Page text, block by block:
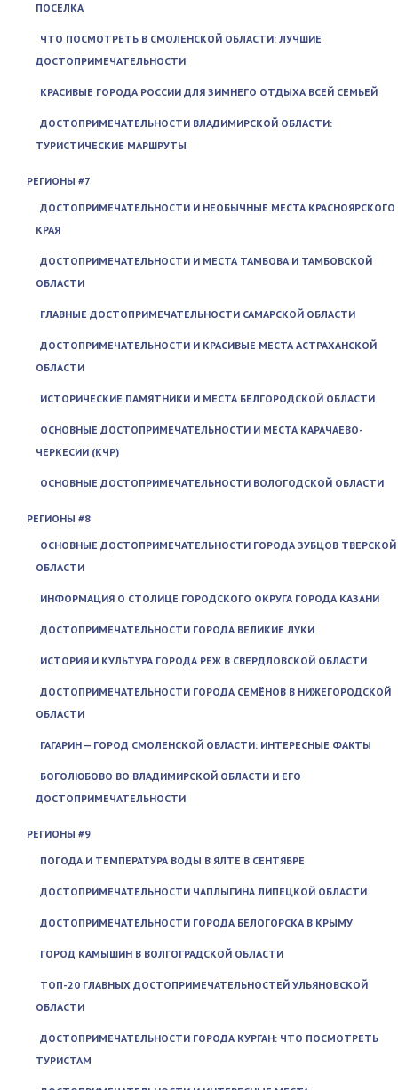
ПОСЕЛКА
ЧТО ПОСМОТРЕТЬ В СМОЛЕНСКОЙ ОБЛАСТИ: ЛУЧШИЕ
ДОСТОПРИМЕЧАТЕЛЬНОСТИ
КРАСИВЫЕ ГОРОДА РОССИИ ДЛЯ ЗИМНЕГО ОТДЫХА ВСЕЙ СЕМЬЕЙ
ДОСТОПРИМЕЧАТЕЛЬНОСТИ ВЛАДИМИРСКОЙ ОБЛАСТИ:
ТУРИСТИЧЕСКИЕ МАРШРУТЫ
РЕГИОНЫ #7
ДОСТОПРИМЕЧАТЕЛЬНОСТИ И НЕОБЫЧНЫЕ МЕСТА КРАСНОЯРСКОГО
КРАЯ
ДОСТОПРИМЕЧАТЕЛЬНОСТИ И МЕСТА ТАМБОВА И ТАМБОВСКОЙ
ОБЛАСТИ
ГЛАВНЫЕ ДОСТОПРИМЕЧАТЕЛЬНОСТИ САМАРСКОЙ ОБЛАСТИ
ДОСТОПРИМЕЧАТЕЛЬНОСТИ И КРАСИВЫЕ МЕСТА АСТРАХАНСКОЙ
ОБЛАСТИ
ИСТОРИЧЕСКИЕ ПАМЯТНИКИ И МЕСТА БЕЛГОРОДСКОЙ ОБЛАСТИ
ОСНОВНЫЕ ДОСТОПРИМЕЧАТЕЛЬНОСТИ И МЕСТА КАРАЧАЕВО-
ЧЕРКЕСИИ (КЧР)
ОСНОВНЫЕ ДОСТОПРИМЕЧАТЕЛЬНОСТИ ВОЛОГОДСКОЙ ОБЛАСТИ
РЕГИОНЫ #8
ОСНОВНЫЕ ДОСТОПРИМЕЧАТЕЛЬНОСТИ ГОРОДА ЗУБЦОВ ТВЕРСКОЙ
ОБЛАСТИ
ИНФОРМАЦИЯ О СТОЛИЦЕ ГОРОДСКОГО ОКРУГА ГОРОДА КАЗАНИ
ДОСТОПРИМЕЧАТЕЛЬНОСТИ ГОРОДА ВЕЛИКИЕ ЛУКИ
ИСТОРИЯ И КУЛЬТУРА ГОРОДА РЕЖ В СВЕРДЛОВСКОЙ ОБЛАСТИ
ДОСТОПРИМЕЧАТЕЛЬНОСТИ ГОРОДА СЕМЁНОВ В НИЖЕГОРОДСКОЙ
ОБЛАСТИ
ГАГАРИН — ГОРОД СМОЛЕНСКОЙ ОБЛАСТИ: ИНТЕРЕСНЫЕ ФАКТЫ
БОГОЛЮБОВО ВО ВЛАДИМИРСКОЙ ОБЛАСТИ И ЕГО
ДОСТОПРИМЕЧАТЕЛЬНОСТИ
РЕГИОНЫ #9
ПОГОДА И ТЕМПЕРАТУРА ВОДЫ В ЯЛТЕ В СЕНТЯБРЕ
ДОСТОПРИМЕЧАТЕЛЬНОСТИ ЧАПЛЫГИНА ЛИПЕЦКОЙ ОБЛАСТИ
ДОСТОПРИМЕЧАТЕЛЬНОСТИ ГОРОДА БЕЛОГОРСКА В КРЫМУ
ГОРОД КАМЫШИН В ВОЛГОГРАДСКОЙ ОБЛАСТИ
ТОП-20 ГЛАВНЫХ ДОСТОПРИМЕЧАТЕЛЬНОСТЕЙ УЛЬЯНОВСКОЙ
ОБЛАСТИ
ДОСТОПРИМЕЧАТЕЛЬНОСТИ ГОРОДА КУРГАН: ЧТО ПОСМОТРЕТЬ
ТУРИСТАМ